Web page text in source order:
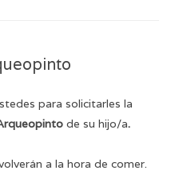
para solicitarles la
de su hijo/a.
a la hora de comer.